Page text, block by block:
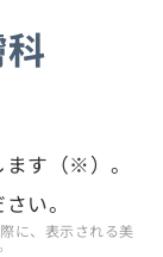
す（※）。
い。
に、表示される美